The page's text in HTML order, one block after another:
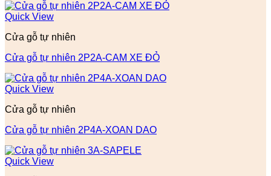
Quick View
Cửa gỗ tự nhiên
Cửa gỗ tự nhiên 2P2A-CAM XE ĐỎ
Quick View
Cửa gỗ tự nhiên
Cửa gỗ tự nhiên 2P4A-XOAN DAO
Quick View